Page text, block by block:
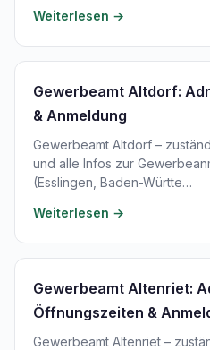
Weiterlesen →
Gewerbeamt Altdorf:
& Anmeldung
Gewerbeamt Altdorf –
und alle Infos zur
(Esslingen, Baden-Württe…
Weiterlesen →
Gewerbeamt Altenriet:
Öffnungszeiten &
Gewerbeamt Altenriet –